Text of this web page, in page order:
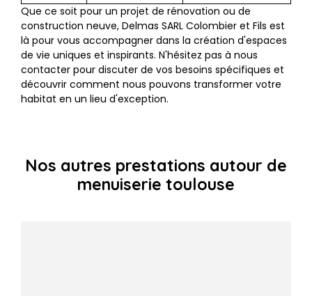
Que ce soit pour un projet de rénovation ou de
construction neuve, Delmas SARL Colombier et Fils est
là pour vous accompagner dans la création d'espaces
de vie uniques et inspirants. N'hésitez pas à nous
contacter pour discuter de vos besoins spécifiques et
découvrir comment nous pouvons transformer votre
habitat en un lieu d'exception.
Nos autres prestations autour de
menuiserie toulouse